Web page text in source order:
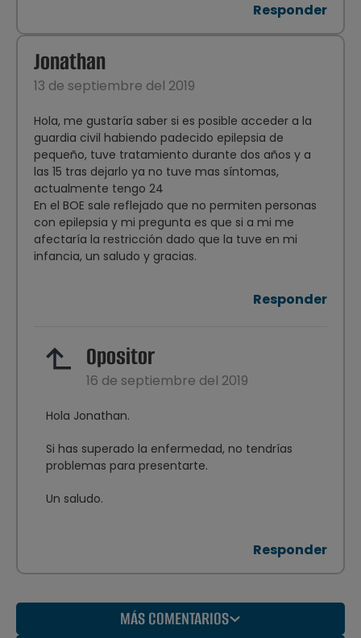
Responder
Jonathan
13 de septiembre del 2019
Hola, me gustaría saber si es posible acceder a la
guardia civil habiendo padecido epilepsia de
pequeño, tuve tratamiento durante dos años y a
las 15 tras dejarlo ya no tuve mas síntomas,
actualmente tengo 24
En el BOE sale reflejado que no permiten personas
con epilepsia y mi pregunta es que si a mi me
afectaría la restricción dado que la tuve en mi
infancia, un saludo y gracias.
Responder
Opositor
16 de septiembre del 2019
Hola Jonathan.
Si has superado la enfermedad, no tendrías
problemas para presentarte.
Un saludo.
Responder
MÁS COMENTARIOS